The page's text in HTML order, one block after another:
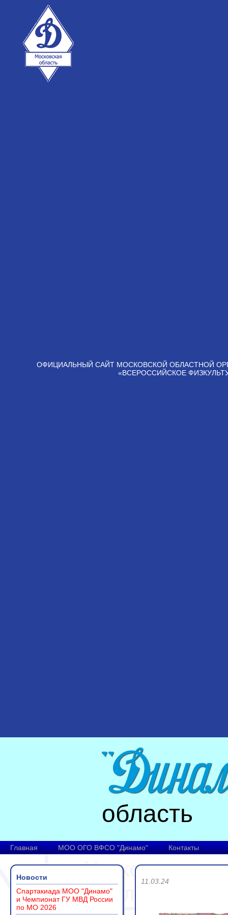
ОФИЦИАЛЬНЫЙ САЙТ МОСКОВСКОЙ ОБЛАСТНОЙ
«ВСЕРОССИЙСКОЕ
область
Главная МОО ОГО ВФСО "Динамо" Контакты
Новости
Спартакиада МОО "Динамо"
и Чемпионат ГУ МВД России
по МО 2026
11.03.24